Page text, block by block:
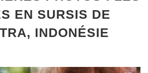
EN SURSIS DE
INDONÉSIE